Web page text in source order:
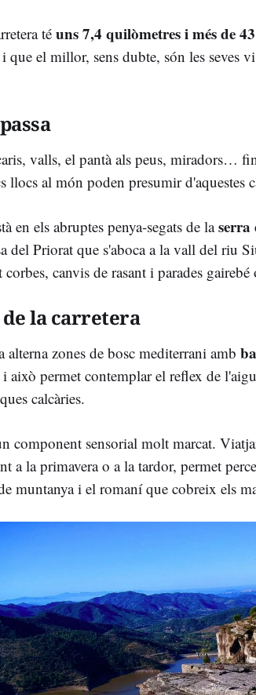
té uns 7,4 quilòmetres i més de
que el millor, sens dubte, són les seves
valls, el pantà als peus, miradors…
llocs al món poden presumir d'aquestes
en els abruptes penya-segats de laserra
del Priorat que s'aboca a la vall del riu
corbes, canvis de rasant i parades
de la carretera
alterna zones de bosc mediterrani amb
i això permet contemplar el reflex de
calcàries.
component sensorial molt marcat.
a la primavera o a la tardor, permet
muntanya i el romaní que cobreix els